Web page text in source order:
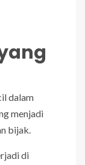
dalam
menjadi
bijak.
di